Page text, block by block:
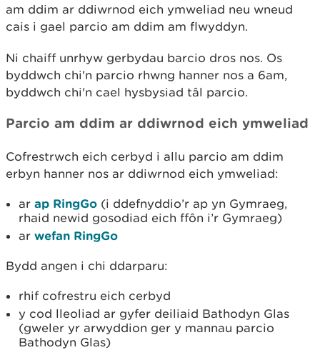
am ddim ar ddiwrnod eich ymweliad neu wneud
cais i gael parcio am ddim am flwyddyn.
Ni chaiff unrhyw gerbydau barcio dros nos. Os
byddwch chi'n parcio rhwng hanner nos a 6am,
byddwch chi'n cael hysbysiad tâl parcio.
Parcio am ddim ar ddiwrnod eich ymweliad
Cofrestrwch eich cerbyd i allu parcio am ddim
erbyn hanner nos ar ddiwrnod eich ymweliad:
ar ap RingGo (i ddefnyddio’r ap yn Gymraeg,
rhaid newid gosodiad eich ffôn i’r Gymraeg)
ar wefan RingGo
Bydd angen i chi ddarparu:
rhif cofrestru eich cerbyd
y cod lleoliad ar gyfer deiliaid Bathodyn Glas
(gweler yr arwyddion ger y mannau parcio
Bathodyn Glas)